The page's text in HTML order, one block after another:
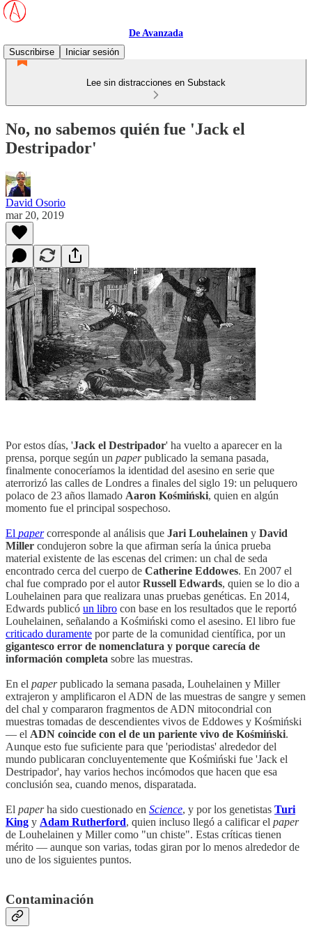
De Avanzada
Suscribirse
Iniciar sesión
Lee sin distracciones en Substack
No, no sabemos quién fue 'Jack el
Destripador'
David Osorio
mar 20, 2019
Por estos días, 'Jack el Destripador' ha vuelto a aparecer en la
prensa, porque según un paperpublicado la semana pasada,
finalmente conoceríamos la identidad del asesino en serie que
aterrorizó las calles de Londres a finales del siglo 19: un peluquero
polaco de 23 años llamado Aaron Kośmiński, quien en algún
momento fue el principal sospechoso.
El papercorresponde al análisis que Jari Louhelainen y David
Miller condujeron sobre la que afirman sería la única prueba
material existente de las escenas del crimen: un chal de seda
encontrado cerca del cuerpo de Catherine Eddowes. En 2007 el
chal fue comprado por el autorRussell Edwards, quien se lo dio a
Louhelainen para que realizara unas pruebas genéticas. En 2014,
Edwards publicó un libro con base en los resultados que le reportó
Louhelainen, señalando a Kośmiński como el asesino. El libro fue
criticado duramente por parte de la comunidad científica, por un
gigantesco error de nomenclatura y porque carecía de
información completa sobre las muestras.
En el paperpublicado la semana pasada, Louhelainen y Miller
extrajeron y amplificaron el ADN de las muestras de sangre y semen
del chal y compararon fragmentos de ADN mitocondrial con
muestras tomadas de descendientes vivos de Eddowes y Kośmiński
— el ADN coincide con el de un pariente vivo de Kośmiński.
Aunque esto fue suficiente para que 'periodistas' alrededor del
mundo publicaran concluyentemente que Kośmiński fue 'Jack el
Destripador', hay varios hechos incómodos que hacen que esa
conclusión sea, cuando menos, disparatada.
El paperha sido cuestionado en Science, y por los genetistas Turi
King y Adam Rutherford, quien incluso llegó a calificar el paper
de Louhelainen y Miller como "un chiste". Estas críticas tienen
mérito — aunque son varias, todas giran por lo menos alrededor de
uno de los siguientes puntos.
Contaminación